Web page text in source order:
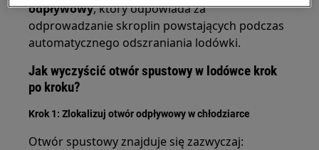
odpływowy, który odpowiada za
odprowadzanie skroplin powstających podczas
automatycznego odszraniania lodówki.
Jak wyczyścić otwór spustowy w lodówce krok
po kroku?
Krok 1: Zlokalizuj otwór odpływowy w chłodziarce
Otwór spustowy znajduje się zazwyczaj: